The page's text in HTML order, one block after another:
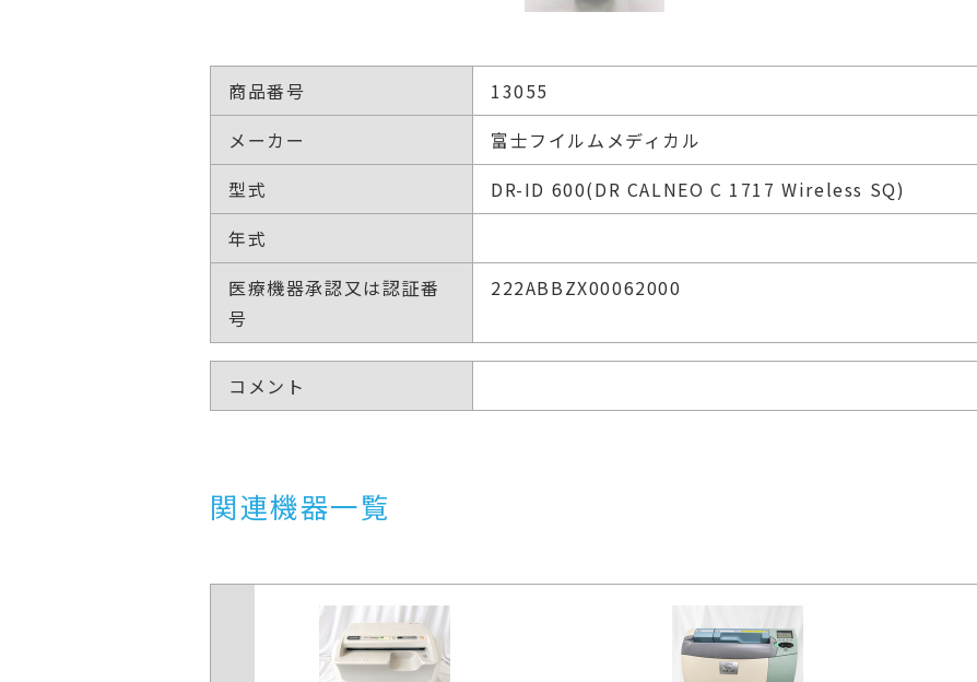
商品番号
13055
メーカー
富士フイルムメディカル
型式
DR-ID 600(DR CALNEO C 1717 Wireless SQ)
年式
医療機器承認又は認証番
号
222ABBZX00062000
コメント
関連機器一覧